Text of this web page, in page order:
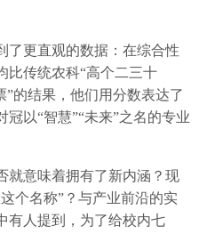
更直观的数据：在综合性
比传统农科“高个二三十
”的结果，他们用分数表达了
以“智慧”“未来”之名的专业
意味着拥有了新内涵？现
个名称”？与产业前沿的实
有人提到，为了给校内七